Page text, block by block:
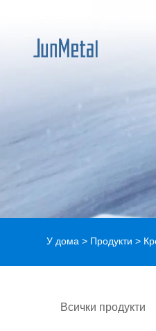
У дома > Продукти >
Всички продукти